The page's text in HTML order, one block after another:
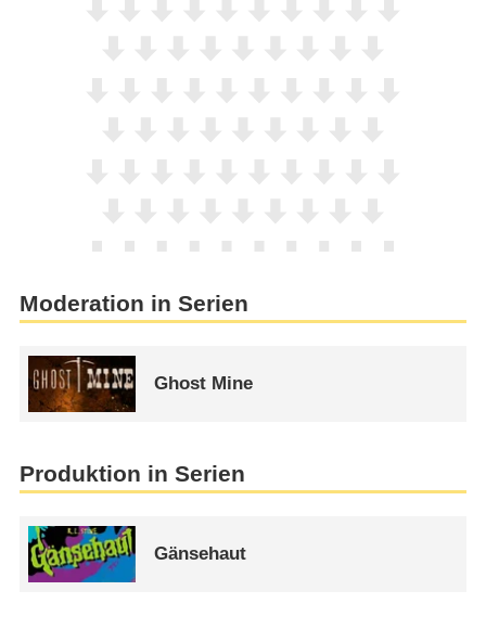
Moderation in Serien
Ghost Mine
Produktion in Serien
Gänsehaut